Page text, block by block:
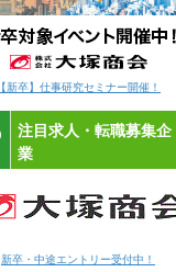
【新卒】仕事研究セミナー開催！
注目求人・転職募集企
業
新卒・中途エントリー受付中！